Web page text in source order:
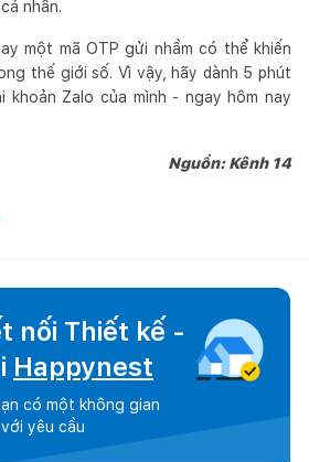
nhân.
một mã OTP gửi nhầm có thể khiến
thế giới số. Vì vậy, hãy dành 5 phút
khoản Zalo của mình - ngay hôm nay
Nguồn: Kênh 14
nối Thiết kế -
Happynest
có một không gian
yêu cầu